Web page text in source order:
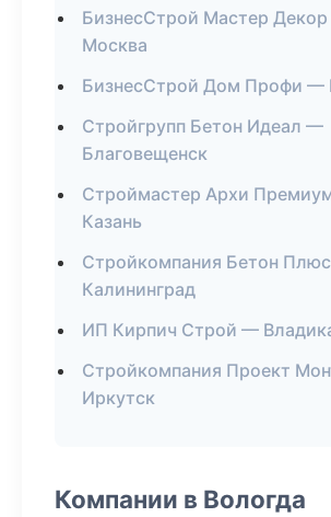
БизнесСтрой Мастер
Москва
БизнесСтрой Дом Профи —
Стройгрупп Бетон Идеал —
Благовещенск
Строймастер Архи
Казань
Стройкомпания Бетон
Калининград
ИП Кирпич Строй —
Стройкомпания Проект
Иркутск
Компании в Вологда